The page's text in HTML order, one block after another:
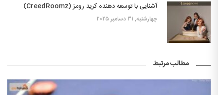
آشنایی با توسعه دهنده کرید رومز (CreedRoomz)
چهارشنبه, ۳۱ دسامبر ۲۰۲۵
مطالب مرتبط